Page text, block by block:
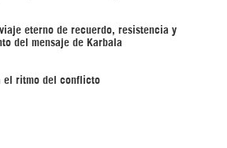
eterno de recuerdo, resistencia y
del mensaje de Karbala
el ritmo del conflicto